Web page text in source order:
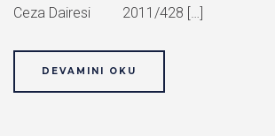
Ceza Dairesi 2011/428 […]
DEVAMINI OKU